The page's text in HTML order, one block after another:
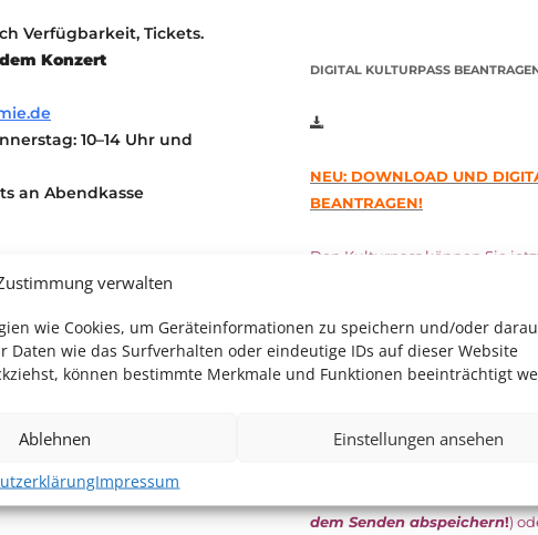
verwalten
wie Cookies, um Geräteinformationen zu speichern und/oder
wie das Surfverhalten oder eindeutige IDs auf dieser Website
können bestimmte Merkmale und Funktionen beeinträchtigt
Ablehnen Einstellungen ansehen
Impressum
Verfügbarkeit, Tickets.
Konzert
10–14 Uhr und
an Abendkasse
DIGITAL KULTURPASS
NEU: DOWNLOAD UND
BEANTRAGEN!
Den Kulturpass können Sie
esunterschriebenzusammen
dem aktuellen
das Kulturparkett zurück: Per E-
dem Senden abspeichern!)